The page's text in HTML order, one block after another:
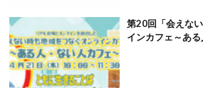
第20回「会えな
インカフェ～ある